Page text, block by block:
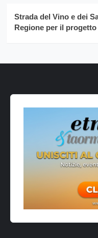
Strada del Vino e dei
Regione per il